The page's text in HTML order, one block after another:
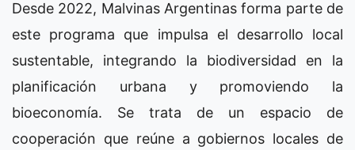
Desde 2022, Malvinas Argentinas forma parte de
este programa que impulsa el desarrollo local
sustentable, integrando la biodiversidad en la
planificación urbana y promoviendo la
bioeconomía. Se trata de un espacio de
cooperación que reúne a gobiernos locales de